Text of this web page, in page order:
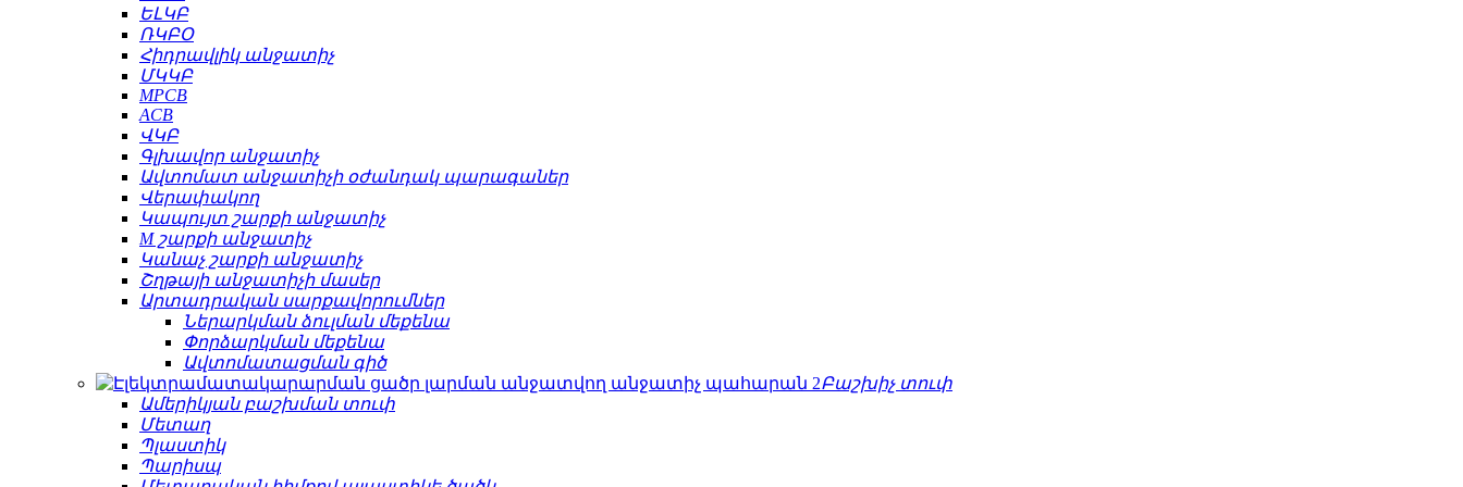
ԵԼԿԲ
ՌԿԲՕ
Հիդրավլիկ անջատիչ
ՄԿԿԲ
MPCB
ACB
ՎԿԲ
Գլխավոր անջատիչ
Ավտոմատ անջատիչի օժանդակ պարագաներ
Վերափակող
Կապույտ շարքի անջատիչ
M շարքի անջատիչ
Կանաչ շարքի անջատիչ
Շղթայի անջատիչի մասեր
Արտադրական սարքավորումներ
Ներարկման ձուլման մեքենա
Փորձարկման մեքենա
Ավտոմատացման գիծ
Բաշխիչ տուփ
Ամերիկյան բաշխման տուփ
Մետաղ
Պլաստիկ
Պարիսպ